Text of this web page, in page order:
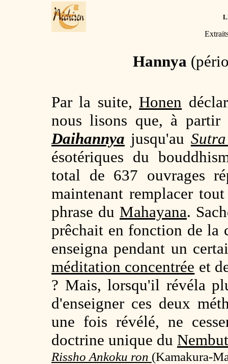
Hannya
Par la suite, Honen
nous lisons que, à
Daihannya jusqu'au
ésotériques du
total de 637 ouvrages
maintenant remplacer
phrase du Mahayana.
prêchait en fonction de la
enseigna pendant un
méditation concentrée et
? Mais, lorsqu'il révéla
d'enseigner ces deux
une fois révélé, ne
doctrine unique du
Rissho Ankoku ron (Kamakura-